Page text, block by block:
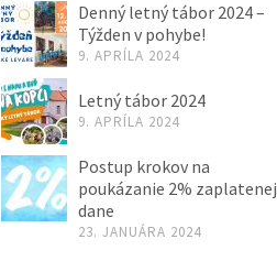
Denný letný tábor 2024 –
Týžden v pohybe!
9. APRÍLA 2024
Letný tábor 2024
9. APRÍLA 2024
Postup krokov na
poukázanie 2% zaplatenej
dane
23. JANUÁRA 2024